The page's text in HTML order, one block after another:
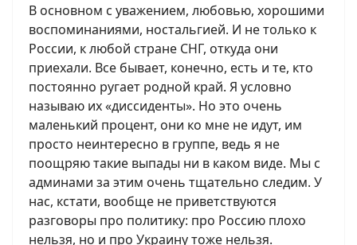
В основном с уважением, любовью, хорошими
воспоминаниями, ностальгией. И не только к
России, к любой стране СНГ, откуда они
приехали. Все бывает, конечно, есть и те, кто
постоянно ругает родной край. Я условно
называю их «диссиденты». Но это очень
маленький процент, они ко мне не идут, им
просто неинтересно в группе, ведь я не
поощряю такие выпады ни в каком виде. Мы с
админами за этим очень тщательно следим. У
нас, кстати, вообще не приветствуются
разговоры про политику: про Россию плохо
нельзя, но и про Украину тоже нельзя.